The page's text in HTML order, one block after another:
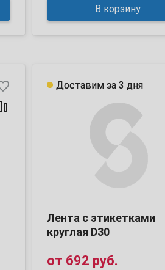
В корзину
Лента с этикетками
круглая D30
от 692 руб.
Доставим за 3 дня
Доставим за 3 дня